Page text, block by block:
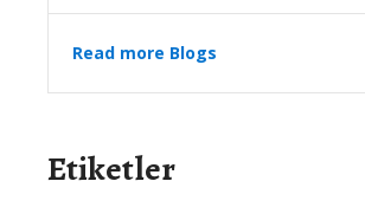
Read more Blogs
Etiketler